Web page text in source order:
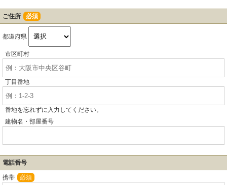
ご住所 必須
都道府県
市区町村
丁目番地
番地を忘れずに入力してください。
建物名・部屋番号
電話番号
携帯 必須